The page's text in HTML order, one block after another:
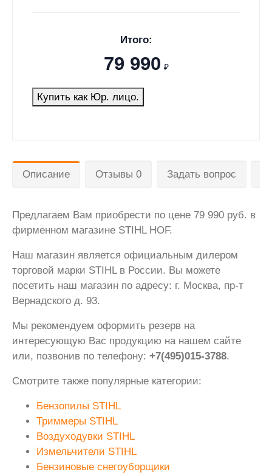
Итого:
79 990 ₽
Купить как Юр. лицо.
Описание Отзывы 0 Задать вопрос
Предлагаем Вам приобрести по цене 79 990 руб. в
фирменном магазине STIHL HOF.
Наш магазин является официальным дилером
торговой марки STIHL в России. Вы можете
посетить наш магазин по адресу: г. Москва, пр-т
Вернадского д. 93.
Мы рекомендуем оформить резерв на
интересующую Вас продукцию на нашем сайте
или, позвонив по телефону: +7(495)015-3788.
Смотрите также популярные категории:
Бензопилы STIHL
Триммеры STIHL
Воздуходувки STIHL
Измельчители STIHL
Бензиновые снегоуборщики